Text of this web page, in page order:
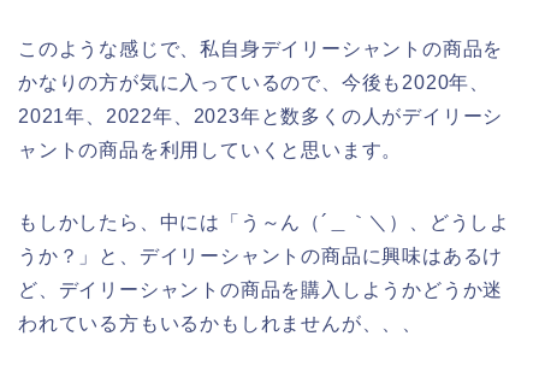
このような感じで、私自身デイリーシャントの商品を
かなりの方が気に入っているので、今後も2020年、
2021年、2022年、2023年と数多くの人がデイリーシ
ャントの商品を利用していくと思います。
もしかしたら、中には「う～ん（´＿｀＼）、どうしよ
うか？」と、デイリーシャントの商品に興味はあるけ
ど、デイリーシャントの商品を購入しようかどうか迷
われている方もいるかもしれませんが、、、